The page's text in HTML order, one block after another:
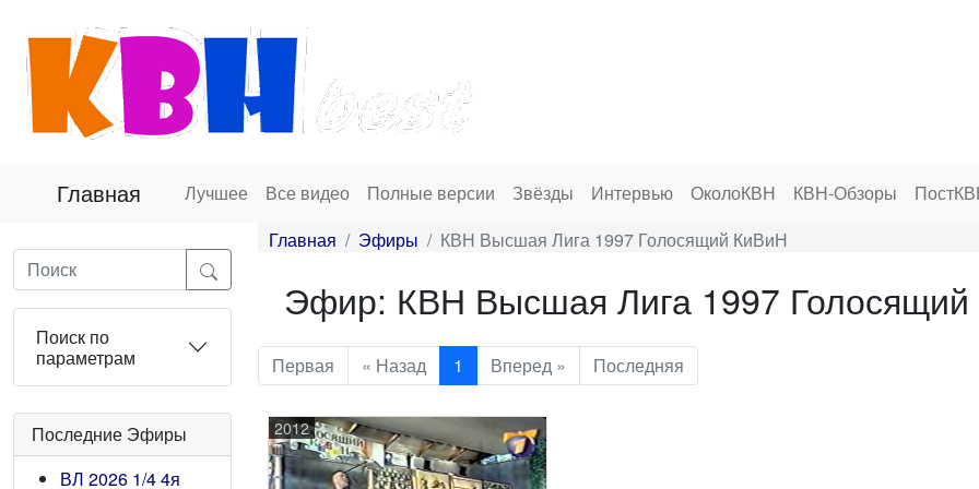
Главная Лучшее Все видео Полные версии Звёзды Интервью ОколоКВН КВН-Обзоры
Поиск по
параметрам
Последние Эфиры
ВЛ 2026 1/4 4я
Главная Эфиры КВН Высшая Лига 1997 Голосящий КиВиН
Эфир: КВН Высшая Лига 1997
Первая « Назад 1 Вперед » Последняя
2012